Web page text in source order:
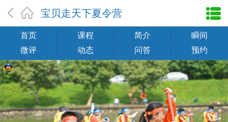
宝贝走天下夏令营
首页 课程 简介
瞬间
微评
动态 问答 预约